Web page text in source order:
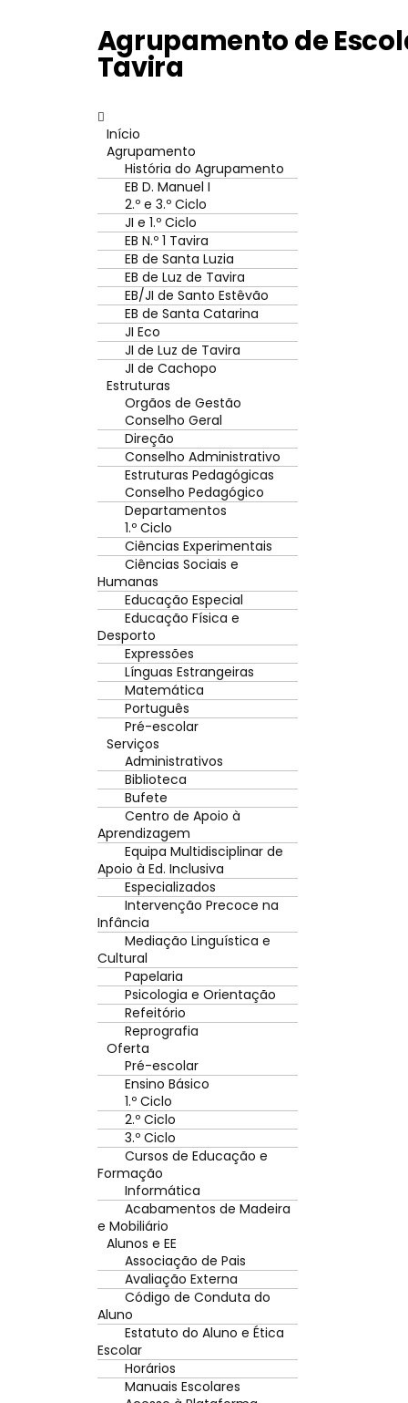
Agrupamento de
Tavira
Início
Agrupamento
História do Agrupamento
EB D. Manuel I
2.º e 3.º Ciclo
JI e 1.º Ciclo
EB N.º 1 Tavira
EB de Santa Luzia
EB de Luz de Tavira
EB/JI de Santo Estêvão
EB de Santa Catarina
JI Eco
JI de Luz de Tavira
JI de Cachopo
Estruturas
Orgãos de Gestão
Conselho Geral
Direção
Conselho Administrativo
Estruturas Pedagógicas
Conselho Pedagógico
Departamentos
1.º Ciclo
Ciências Experimentais
Ciências Sociais e
Humanas
Educação Especial
Educação Física e
Desporto
Expressões
Línguas Estrangeiras
Matemática
Português
Pré-escolar
Serviços
Administrativos
Biblioteca
Bufete
Centro de Apoio à
Aprendizagem
Equipa Multidisciplinar de
Apoio à Ed. Inclusiva
Especializados
Intervenção Precoce na
Infância
Mediação Linguística e
Cultural
Papelaria
Psicologia e Orientação
Refeitório
Reprografia
Oferta
Pré-escolar
Ensino Básico
1.º Ciclo
2.º Ciclo
3.º Ciclo
Cursos de Educação e
Formação
Informática
Acabamentos de Madeira
e Mobiliário
Alunos e EE
Associação de Pais
Avaliação Externa
Código de Conduta do
Aluno
Estatuto do Aluno e Ética
Escolar
Horários
Manuais Escolares